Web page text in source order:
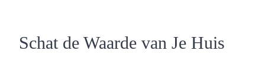
Schat de Waarde van Je Huis